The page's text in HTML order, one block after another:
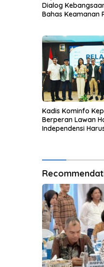
Dialog
Bahas Keamanan
Kadis Kominfo
Berperan Lawan
Independensi